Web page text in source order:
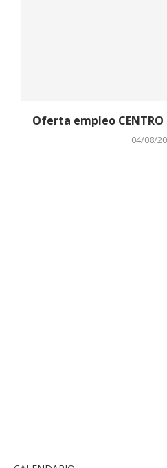
Oferta empleo CENTRO
04/08/